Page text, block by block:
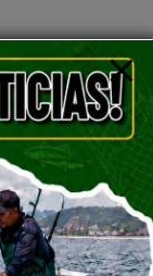
Población y
, se deberá utilizar
la consistencia